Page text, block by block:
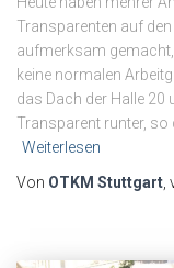
Transparenten auf
aufmerksam
keine normalen
das Dach der Halle 20
Transparent runter, so
Weiterlesen
Von OTKM Stuttgart